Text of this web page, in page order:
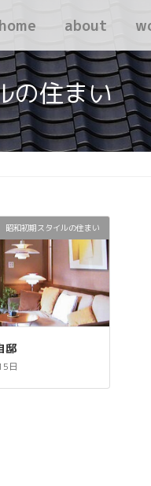
home about
の住まい
昭和初期スタイルの住まい
邸
日